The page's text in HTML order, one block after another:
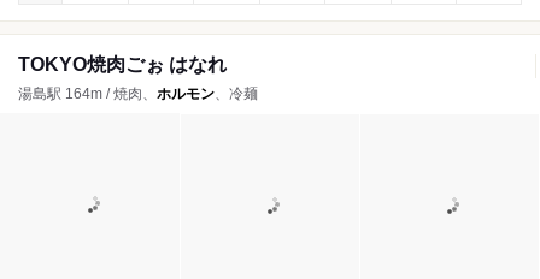
TOKYO焼肉ごぉ はなれ
湯島駅 164m / 焼肉、 ホルモン、冷麺